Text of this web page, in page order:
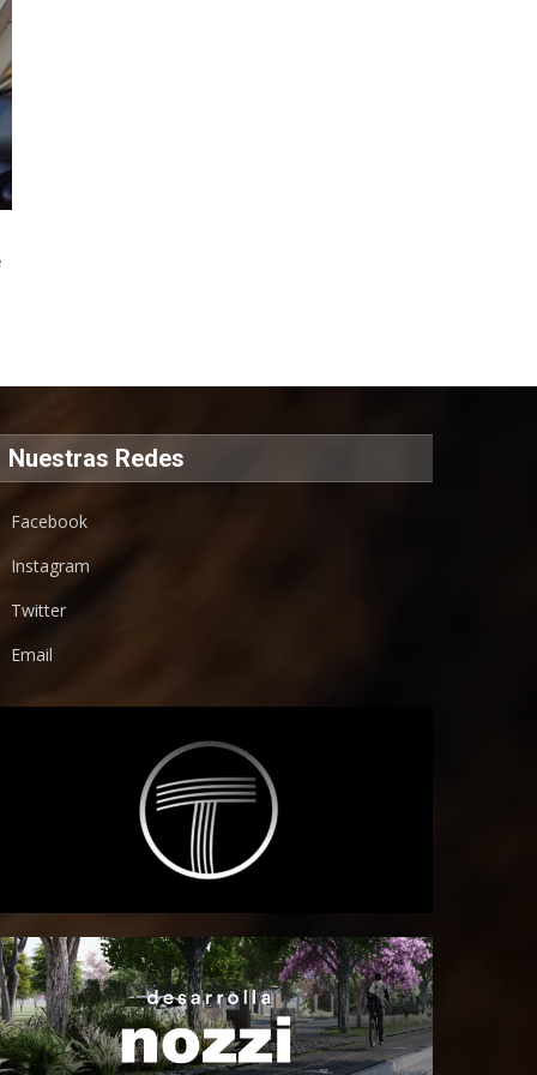
Nuestras Redes
Facebook
Instagram
Twitter
Email